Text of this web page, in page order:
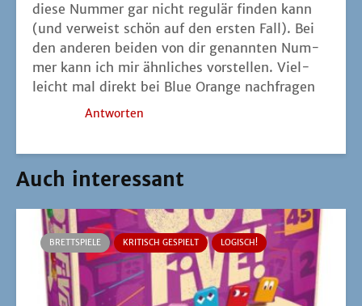
die­se Num­mer gar nicht regu­lär fin­den kann
(und ver­weist schön auf den ers­ten Fall). Bei
den ande­ren bei­den von dir genann­ten Num­
mer kann ich mir ähn­li­ches vor­stel­len. Viel­
leicht mal direkt bei Blue Oran­ge nachfragen
Antworten
Auch interessant
BRETTSPIELE KRITISCH GESPIELT LOGISCH!